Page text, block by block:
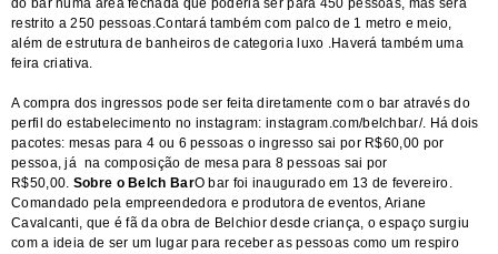
do bar numa área fechada que poderia ser para 450 pessoas, mas será
restrito a 250 pessoas.Contará também com palco de 1 metro e meio,
além de estrutura de banheiros de categoria luxo .Haverá também uma
feira criativa.
A compra dos ingressos pode ser feita diretamente com o bar através do
perfil do estabelecimento no instagram:instagram.com/belchbar/. Há dois
pacotes: mesas para 4 ou 6 pessoas o ingresso sai por R$60,00 por
pessoa, já na composição de mesa para 8 pessoas sai por
R$50,00. Sobre o Belch BarO bar foi inaugurado em 13 de fevereiro.
Comandado pela empreendedora e produtora de eventos, Ariane
Cavalcanti, que é fã da obra de Belchior desde criança, o espaço surgiu
com a ideia de ser um lugar para receber as pessoas como um respiro